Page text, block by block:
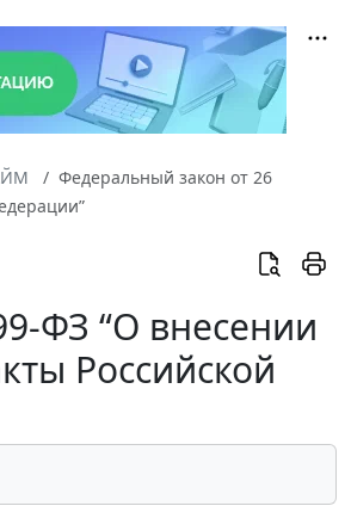
Федеральный закон от 26
ФЗ “О внесении
Российской